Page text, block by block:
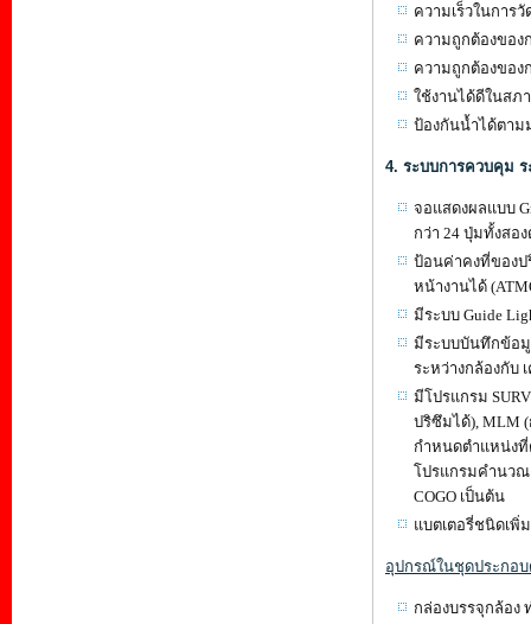
ความเร็วในการ
ความถูกต้องของ
ความถูกต้องของ
ใช้งานได้ดีในสภ
ป้องกันน้ำได้ตาม
4. ระบบการควบคุม
จอแสดงผลแบบ
กว่า 24 ปุ่มทั้งสอ
ป้อนค่าคงที่ของป
หน้างานได้
มีระบบ Guide
มีระบบบันทึกข้อมู
ระหว่างกล้องกับ
มีโปรแกรม
ปริซึมได้), MLM
กำหนดตำแหน่งที่
โปรแกรมคำนวณง
COGO เป็นต้น
แบตเตอรี่ชนิดเพิ่
อุปกรณ์ในชุดประกอ
กล่องบรรจุกล้